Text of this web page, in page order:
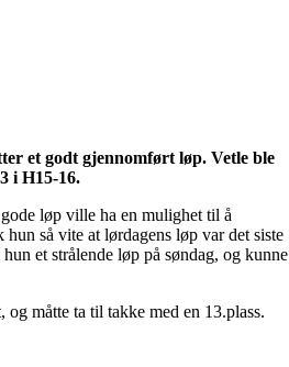
et godt gjennomført løp. Vetle ble
i H15-16.
løp ville ha en mulighet til å
så vite at lørdagens løp var det siste
et strålende løp på søndag, og kunne
måtte ta til takke med en 13.plass.